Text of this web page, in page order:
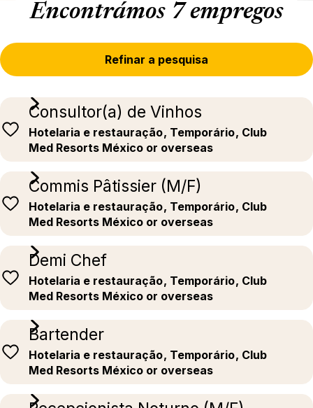
Encontrámos 7 empregos
Refinar a pesquisa
Consultor(a) de Vinhos
Hotelaria e restauração, Temporário, Club
Med Resorts México or overseas
Commis Pâtissier (M/F)
Hotelaria e restauração, Temporário, Club
Med Resorts México or overseas
Demi Chef
Hotelaria e restauração, Temporário, Club
Med Resorts México or overseas
Bartender
Hotelaria e restauração, Temporário, Club
Med Resorts México or overseas